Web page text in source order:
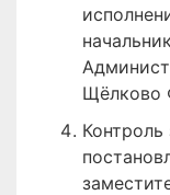
Щёлково